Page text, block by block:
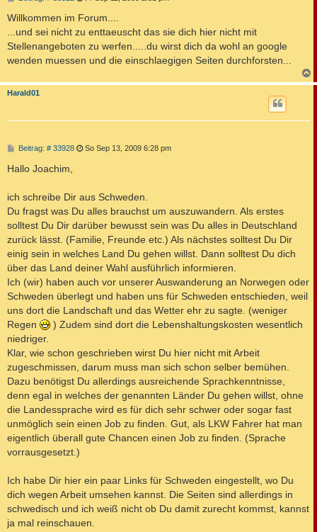
i
r
a
g
Willkommen im Forum....
...und sei nicht zu enttaeuscht das sie dich hier nicht mit
Stellenangeboten zu werfen.....du wirst dich da wohl an google
wenden muessen und die einschlaegigen Seiten durchforsten...
a
Harald01
Beitrag: # 33928B
g
So Sep 13, 2009 6:28 pm
Hallo Joachim,
ich schreibe Dir aus Schweden.
Du fragst was Du alles brauchst um auszuwandern. Als erstes
solltest Du Dir darüber bewusst sein was Du alles in Deutschland
zurück lässt. (Familie, Freunde etc.) Als nächstes solltest Du Dir
einig sein in welches Land Du gehen willst. Dann solltest Du dich
über das Land deiner Wahl ausführlich informieren.
Ich (wir) haben auch vor unserer Auswanderung an Norwegen oder
Schweden überlegt und haben uns für Schweden entschieden, weil
uns dort die Landschaft und das Wetter ehr zu sagte. (weniger
Regen
) Zudem sind dort die Lebenshaltungskosten wesentlich
niedriger.
Klar, wie schon geschrieben wirst Du hier nicht mit Arbeit
zugeschmissen, darum muss man sich schon selber bemühen.
Dazu benötigst Du allerdings ausreichende Sprachkenntnisse,
denn egal in welches der genannten Länder Du gehen willst, ohne
die Landessprache wird es für dich sehr schwer oder sogar fast
unmöglich sein einen Job zu finden. Gut, als LKW Fahrer hat man
eigentlich überall gute Chancen einen Job zu finden. (Sprache
vorrausgesetzt.)
Ich habe Dir hier ein paar Links für Schweden eingestellt, wo Du
dich wegen Arbeit umsehen kannst. Die Seiten sind allerdings in
schwedisch und ich weiß nicht ob Du damit zurecht kommst, kannst
ja mal reinschauen.